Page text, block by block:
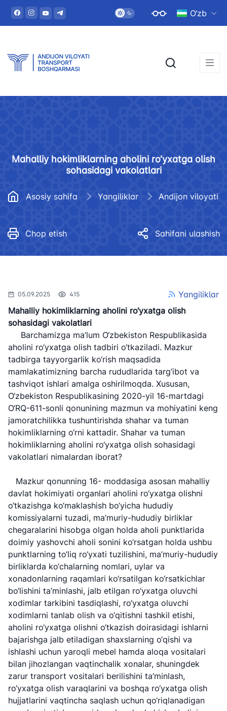
O‘zb
"Uzbekistan
Airways" AJ
"O'zbekiston
temir yo'llari"
AJ
"Uzbekistan
Airports" AJ
Mahalliy hokimliklarning aholini ro‘yxatga olish
sohasidagi vakolatlari
Asosiy sahifa Yangiliklar
Chop etish Sahifani ulashish
05.09.2025 415
Yangiliklar
Mahalliy hokimliklarning aholini ro‘yxatga olish
sohasidagi vakolatlari
Barchamizga ma’lum O‘zbekiston Respublikasida
aholini ro‘yxatga olish tadbiri o‘tkaziladi. Mazkur
tadbirga tayyorgarlik ko‘rish maqsadida
mamlakatimizning barcha rududlarida targ‘ibot va
tashviqot ishlari amalga oshirilmoqda. Xususan,
O‘zbekiston Respublikasining 2020-yil 16-martdagi
O‘RQ-611-sonli qonunining mazmun va mohiyatini keng
jamoratchilikka tushuntirishda shahar va tuman
hokimliklarning o‘rni kattadir. Shahar va tuman
hokimliklarning aholini ro‘yxatga olish sohasidagi
vakolatlari nimalardan iborat?
Mazkur qonunning 16- moddasiga asosan mahalliy
davlat hokimiyati organlari aholini ro‘yxatga olishni
o‘tkazishga ko‘maklashish bo‘yicha hududiy
komissiyalarni tuzadi, ma’muriy-hududiy birliklar
chegaralarini hisobga olgan holda aholi punktlarida
doimiy yashovchi aholi sonini ko‘rsatgan holda ushbu
punktlarning to‘liq ro‘yxati tuzilishini, ma’muriy-hududiy
birliklarda ko‘chalarning nomlari, uylar va
xonadonlarning raqamlari ko‘rsatilgan ko‘rsatkichlar
bo‘lishini ta’minlashi, jalb etilgan ro‘yxatga oluvchi
xodimlar tarkibini tasdiqlashi, ro‘yxatga oluvchi
xodimlarni tanlab olish va o‘qitishni tashkil etishi,
aholini ro‘yxatga olishni o‘tkazish doirasidagi ishlarni
bajarishga jalb etiladigan shaxslarning o‘qishi va
ishlashi uchun yaroqli mebel hamda aloqa vositalari
bilan jihozlangan vaqtinchalik xonalar, shuningdek
zarur transport vositalari berilishini ta’minlash,
ro‘yxatga olish varaqlarini va boshqa ro‘yxatga olish
hujjatlarini vaqtincha saqlash uchun qo‘riqlanadigan